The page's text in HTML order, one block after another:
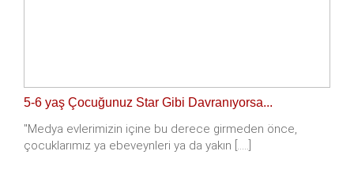
5-6 yaş Çocuğunuz Star Gibi Davranıyorsa...
"Medya evlerimizin içine bu derece girmeden önce,
çocuklarımız ya ebeveynleri ya da yakın [.....]